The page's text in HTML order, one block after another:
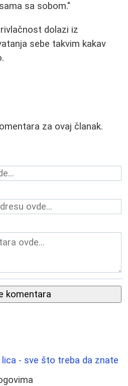
sa sobom."
dolazi iz
sebe takvim kakav
za ovaj članak.
komentara
- sve što treba da znate